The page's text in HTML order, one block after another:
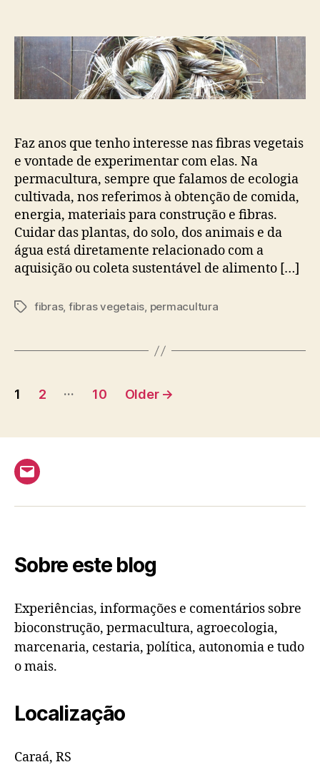
artesanato
Faz anos que tenho interesse nas fibras vegetais
e vontade de experimentar com elas. Na
permacultura, sempre que falamos de ecologia
cultivada, nos referimos à obtenção de comida,
energia, materiais para construção e fibras.
Cuidar das plantas, do solo, dos animais e da
água está diretamente relacionado com a
aquisição ou coleta sustentável de alimento […]
Tagsfibras, fibras vegetais, permacultura
Posts
1 2 … 10 Older →
Email
Sobre este blog
Experiências, informações e comentários sobre
bioconstrução, permacultura, agroecologia,
marcenaria, cestaria, política, autonomia e tudo
o mais.
Localização
Caraá, RS